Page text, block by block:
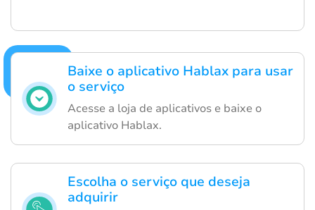
Baixe o aplicativo Hablax para usar
o serviço
Acesse a loja de aplicativos e baixe o
aplicativo Hablax.
Escolha o serviço que deseja
adquirir